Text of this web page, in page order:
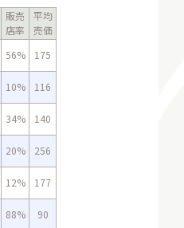
販売
店率
平均
売価
56% 175
10% 116
34% 140
20% 256
12% 177
88% 90